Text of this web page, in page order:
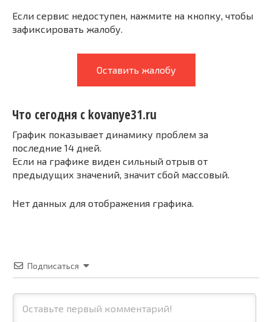
Если сервис недоступен, нажмите на кнопку, чтобы
зафиксировать жалобу.
Оставить жалобу
Что сегодня с kovanye31.ru
График показывает динамику проблем за
последние 14 дней.
Если на графике виден сильный отрыв от
предыдущих значений, значит сбой массовый.
Нет данных для отображения графика.
Подписаться